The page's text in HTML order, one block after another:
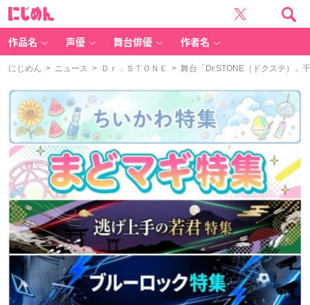
作品名 声優 舞台俳優 作者名
にじめん > ニュース > Ｄｒ．ＳＴＯＮＥ > 舞台「Dr.STONE（ドクステ）」